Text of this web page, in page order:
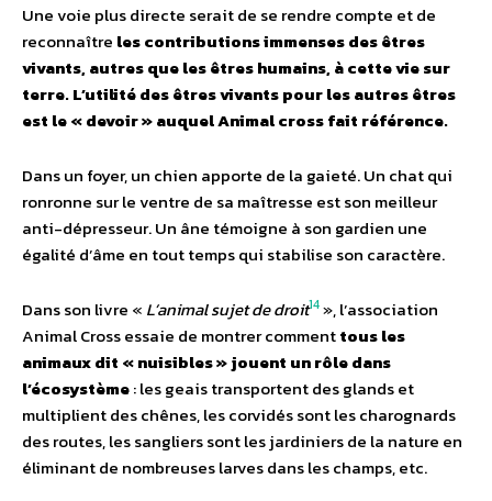
Une voie plus directe serait de se rendre compte et de
reconnaître les contributions immenses des êtres
vivants, autres que les êtres humains, à cette vie sur
terre. L’utilité des êtres vivants pour les autres êtres
est le « devoir » auquel Animal cross fait référence.
Dans un foyer, un chien apporte de la gaieté. Un chat qui
ronronne sur le ventre de sa maîtresse est son meilleur
anti-dépresseur. Un âne témoigne à son gardien une
égalité d’âme en tout temps qui stabilise son caractère.
Dans son livre « L’animal sujet de droit14», l’association
Animal Cross essaie de montrer commenttous les
animaux dit « nuisibles » jouent un rôle dans
l’écosystème: les geais transportent des glands et
multiplient des chênes, les corvidés sont les charognards
des routes, les sangliers sont les jardiniers de la nature en
éliminant de nombreuses larves dans les champs, etc.